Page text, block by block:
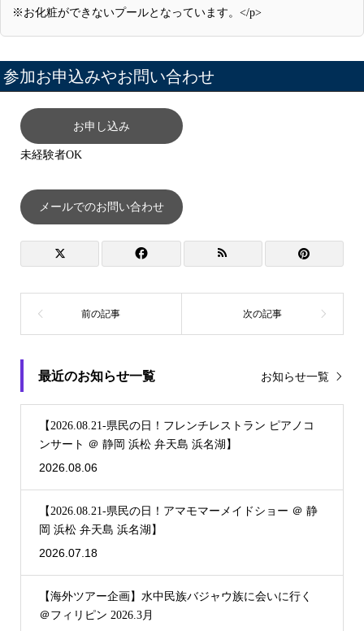
※お化粧ができないプールとなっています。</p>
参加お申込みやお問い合わせ
お申し込み
未経験者OK
メールでのお問い合わせ
最近のお知らせ一覧 お知らせ一覧
【2026.08.21-県民の日！フレンチレストラン ピアノコ
ンサート ＠ 静岡 浜松 弁天島 浜名湖】
2026.08.06
【2026.08.21-県民の日！アマモマーメイドショー ＠ 静
岡 浜松 弁天島 浜名湖】
2026.07.18
【海外ツアー企画】水中民族バジャウ族に会いに行く
＠フィリピン 2026.3月